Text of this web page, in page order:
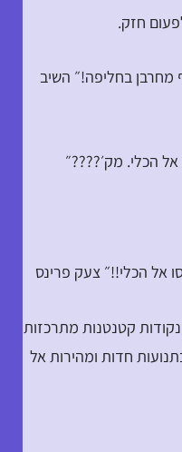
חזק.
מחרבן בחליפה!״ השיב
הכלי. מק׳????״
אל הכלי!!״ צעק פרינס
קטנטנות מתרכזות
חדות ומהירות אל